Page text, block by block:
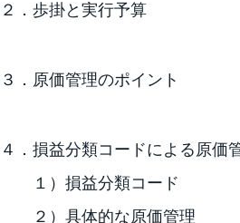
２．歩掛と実行予算
３．原価管理のポイント
４．損益分類コードによる原価
１）損益分類コード
２）具体的な原価管理